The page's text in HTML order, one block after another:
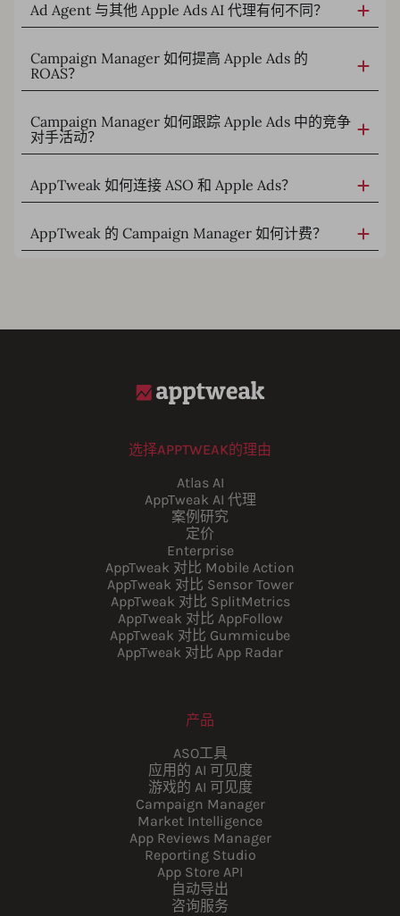
Ad Agent 与其他 Apple Ads AI 代理有何不同？
Campaign Manager 如何提高 Apple Ads 的
ROAS？
Campaign Manager 如何跟踪 Apple Ads 中的竞争
对手活动？
AppTweak 如何连接 ASO 和 Apple Ads？
AppTweak 的 Campaign Manager 如何计费？
选择APPTWEAK的理由
Atlas AI
AppTweak AI 代理
案例研究
定价
Enterprise
AppTweak 对比 Mobile Action
AppTweak 对比 Sensor Tower
AppTweak 对比 SplitMetrics
AppTweak 对比 AppFollow
AppTweak 对比 Gummicube
AppTweak 对比 App Radar
产品
ASO工具
应用的 AI 可见度
游戏的 AI 可见度
Campaign Manager
Market Intelligence
App Reviews Manager
Reporting Studio
App Store API
自动导出
咨询服务